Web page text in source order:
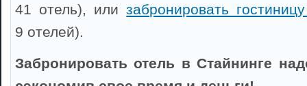
41 отель), илизабронировать
9 отелей).
Забронировать отель в Стайнинге